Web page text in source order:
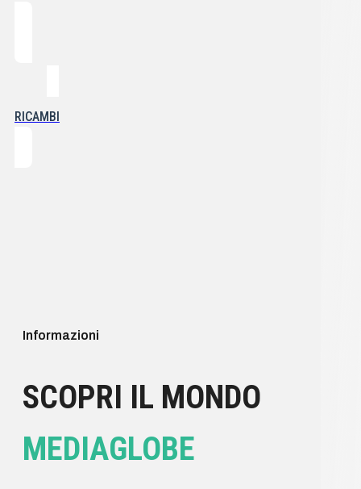
RICAMBI
Informazioni
SCOPRI IL MONDO
MEDIAGLOBE